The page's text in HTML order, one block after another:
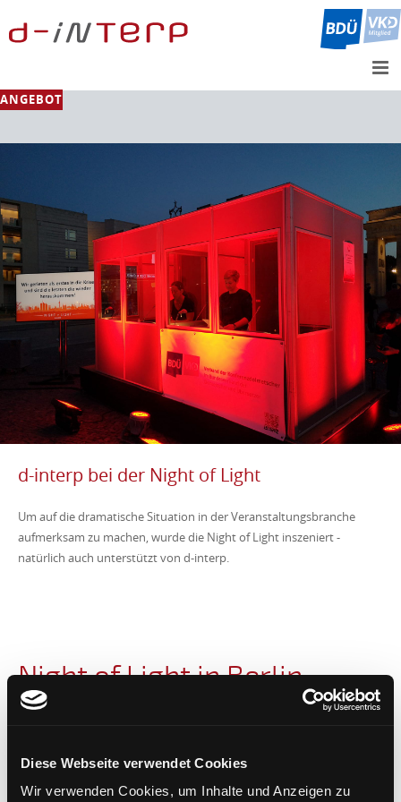
Diese Webseite verwendet Cookies
Wir verwenden Cookies, um Inhalte und Anzeigen zu
ANGEBOT
d-interp bei der Night of Light
Um auf die dramatische Situation in der Veranstaltungsbranche
aufmerksam zu machen, wurde die Night of Light inszeniert -
natürlich auch unterstützt von d-interp.
Night of Light in Berlin
SOLIDARITÄT MIT DER VERANSTALTUNGSBRANCHE
soloselbständiger Veranstaltungstechniker, der gestern Abend mit
zwei rot angestrahlten Dolmetschkabinen vor dem Brandenburger